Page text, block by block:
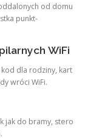
od domu
punkt-
WiFi
kod dla rodziny, kart
wróci WiFi.
jak do bramy, stero